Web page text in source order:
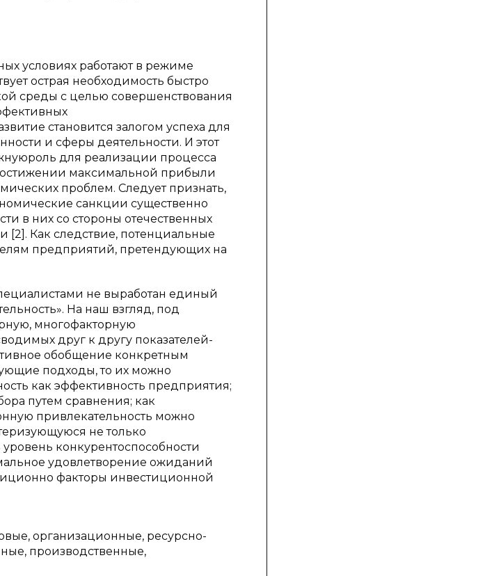
условиях работают в режиме
острая необходимость быстро
среды с целью совершенствования
становится залогом успеха для
и сферы деятельности. И этот
для реализации процесса
максимальной прибыли
проблем. Следует признать,
санкции существенно
в них со стороны отечественных
[2]. Как следствие, потенциальные
предприятий, претендующих на
не выработан единый
На наш взгляд, под
многофакторную
друг к другу показателей-
обобщение конкретным
подходы, то их можно
как эффективность предприятия;
путем сравнения; как
привлекательность можно
не только
конкурентоспособности
удовлетворение ожиданий
факторы инвестиционной
организационные, ресурсно-
производственные,